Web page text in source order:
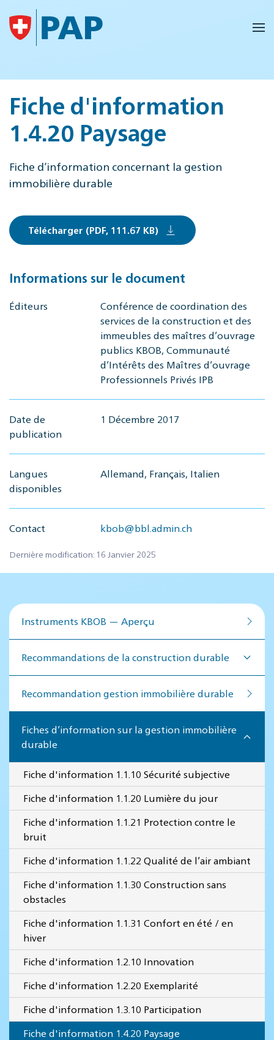
Accéder au contenu principal
Fiche d'information
1.4.20 Paysage
Fiche d’information concernant la gestion
immobilière durable
Télécharger (PDF, 111.67 KB)
Informations sur le document
Éditeurs
Conférence de coordination des
services de la construction et des
immeubles des maîtres d’ouvrage
publics KBOB, Communauté
d’Intérêts des Maîtres d’ouvrage
Professionnels Privés IPB
Date de
publication
1 Décembre 2017
Langues
disponibles
Allemand, Français, Italien
Contact kbob@bbl.admin.ch
Dernière modification: 16 Janvier 2025
Instruments KBOB — Aperçu
Recommandations de la construction durable
Recommandation ges­tion im­mo­bi­lière du­rable
Fiches d’information sur la gestion immobilière
durable
Fiche d'information 1.1.10 Sécurité subjective
Fiche d'information 1.1.20 Lumière du jour
Fiche d'information 1.1.21 Protection contre le
bruit
Fiche d'information 1.1.22 Qualité de l’air ambiant
Fiche d'information 1.1.30 Construction sans
obstacles
Fiche d'information 1.1.31 Confort en été / en
hiver
Fiche d'information 1.2.10 Innovation
Fiche d'information 1.2.20 Exemplarité
Fiche d'information 1.3.10 Participation
Fiche d'information 1.4.20 Paysage